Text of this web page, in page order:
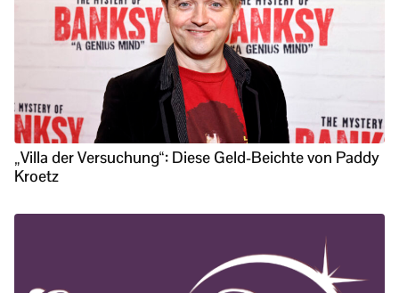
„Villa der Versuchung“: Diese Geld-Beichte von Paddy
Kroetz